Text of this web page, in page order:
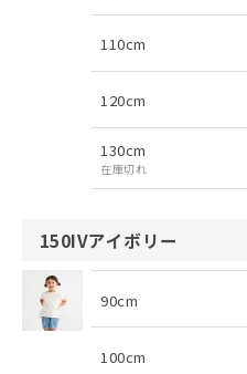
110cm
120cm
130cm
在庫切れ
150IVアイボリー
90cm
100cm